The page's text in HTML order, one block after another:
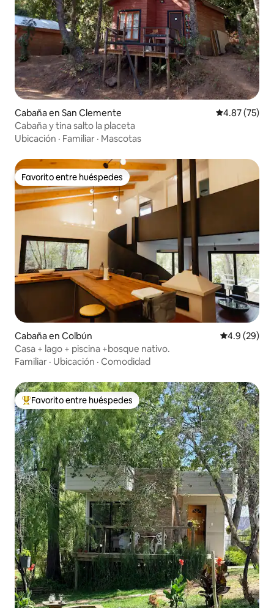
Cabaña en San Clemente Calificación
4.87 (75)
Cabaña y tina salto la placeta
Ubicación · Familiar · Mascotas
Favorito entre huéspedes
Favorito entre huéspedes
Cabaña en Colbún Calificación
4.9 (29)
Casa + lago + piscina +bosque nativo.
Familiar · Ubicación · Comodidad
Favorito entre huéspedes preferido
Favorito entre huéspedes